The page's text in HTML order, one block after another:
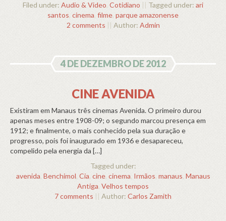
Filed under: Audio & Video, Cotidiano || Tagged under: ari
santos, cinema, filme, parque amazonense
2 comments || Author: Admin
4 DE DEZEMBRO DE 2012
CINE AVENIDA
Existiram em Manaus três cinemas Avenida. O primeiro durou
apenas meses entre 1908-09; o segundo marcou presença em
1912; e finalmente, o mais conhecido pela sua duração e
progresso, pois foi inaugurado em 1936 e desapareceu,
compelido pela energia da […]
Tagged under:
avenida, Benchimol, Cia, cine, cinema, Irmãos, manaus, Manaus
Antiga, Velhos tempos
7 comments || Author: Carlos Zamith